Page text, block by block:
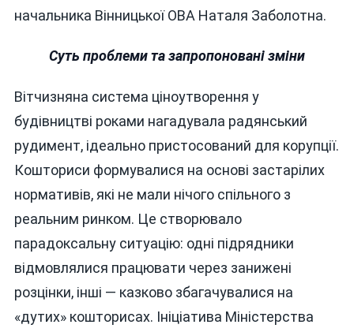
начальника Вінницької ОВА Наталя Заболотна.
Суть проблеми та запропоновані зміни
Вітчизняна система ціноутворення у
будівництві роками нагадувала радянський
рудимент, ідеально пристосований для корупції.
Кошториси формувалися на основі застарілих
нормативів, які не мали нічого спільного з
реальним ринком. Це створювало
парадоксальну ситуацію: одні підрядники
відмовлялися працювати через занижені
розцінки, інші — казково збагачувалися на
«дутих» кошторисах. Ініціатива Міністерства